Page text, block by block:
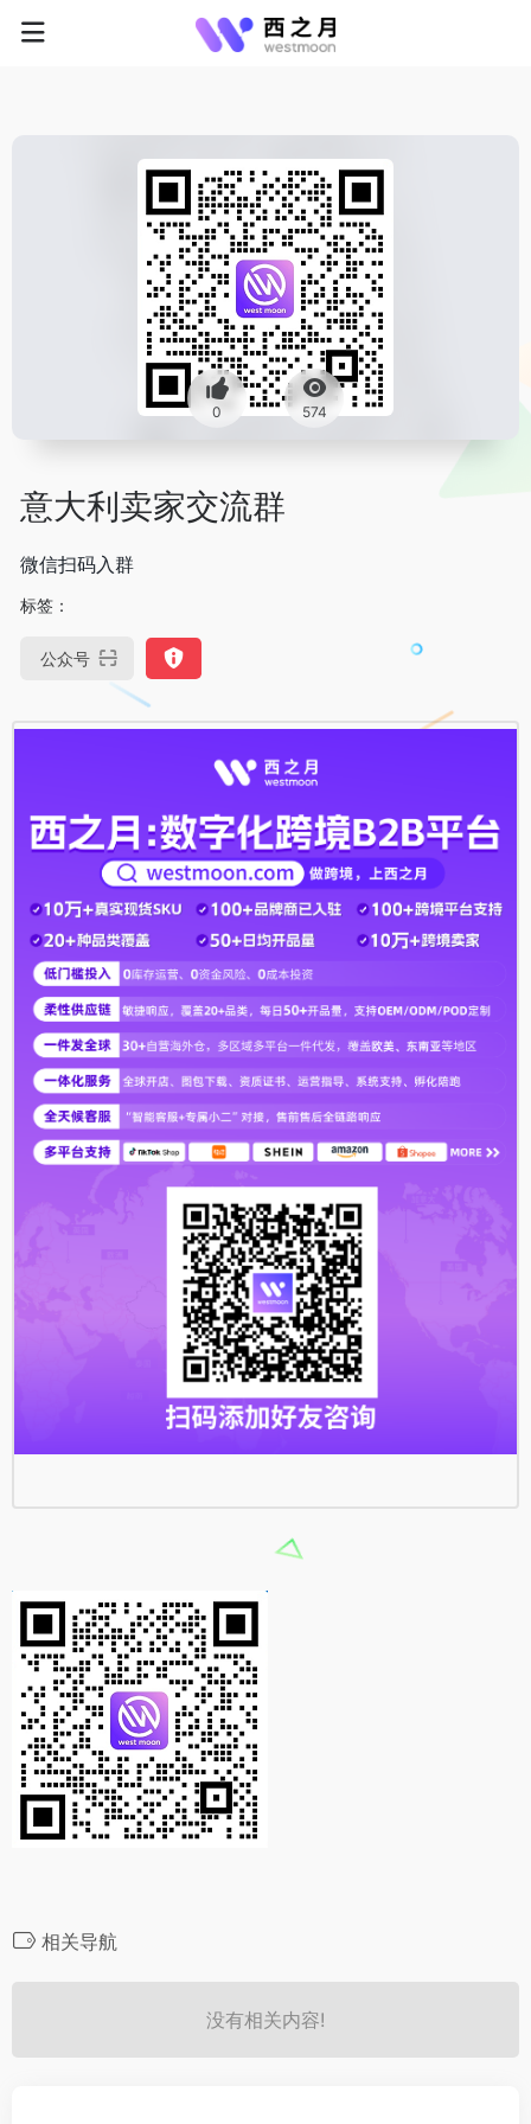
0 574
意大利卖家交流群
微信扫码入群
标签：
公众号
相关导航
没有相关内容!